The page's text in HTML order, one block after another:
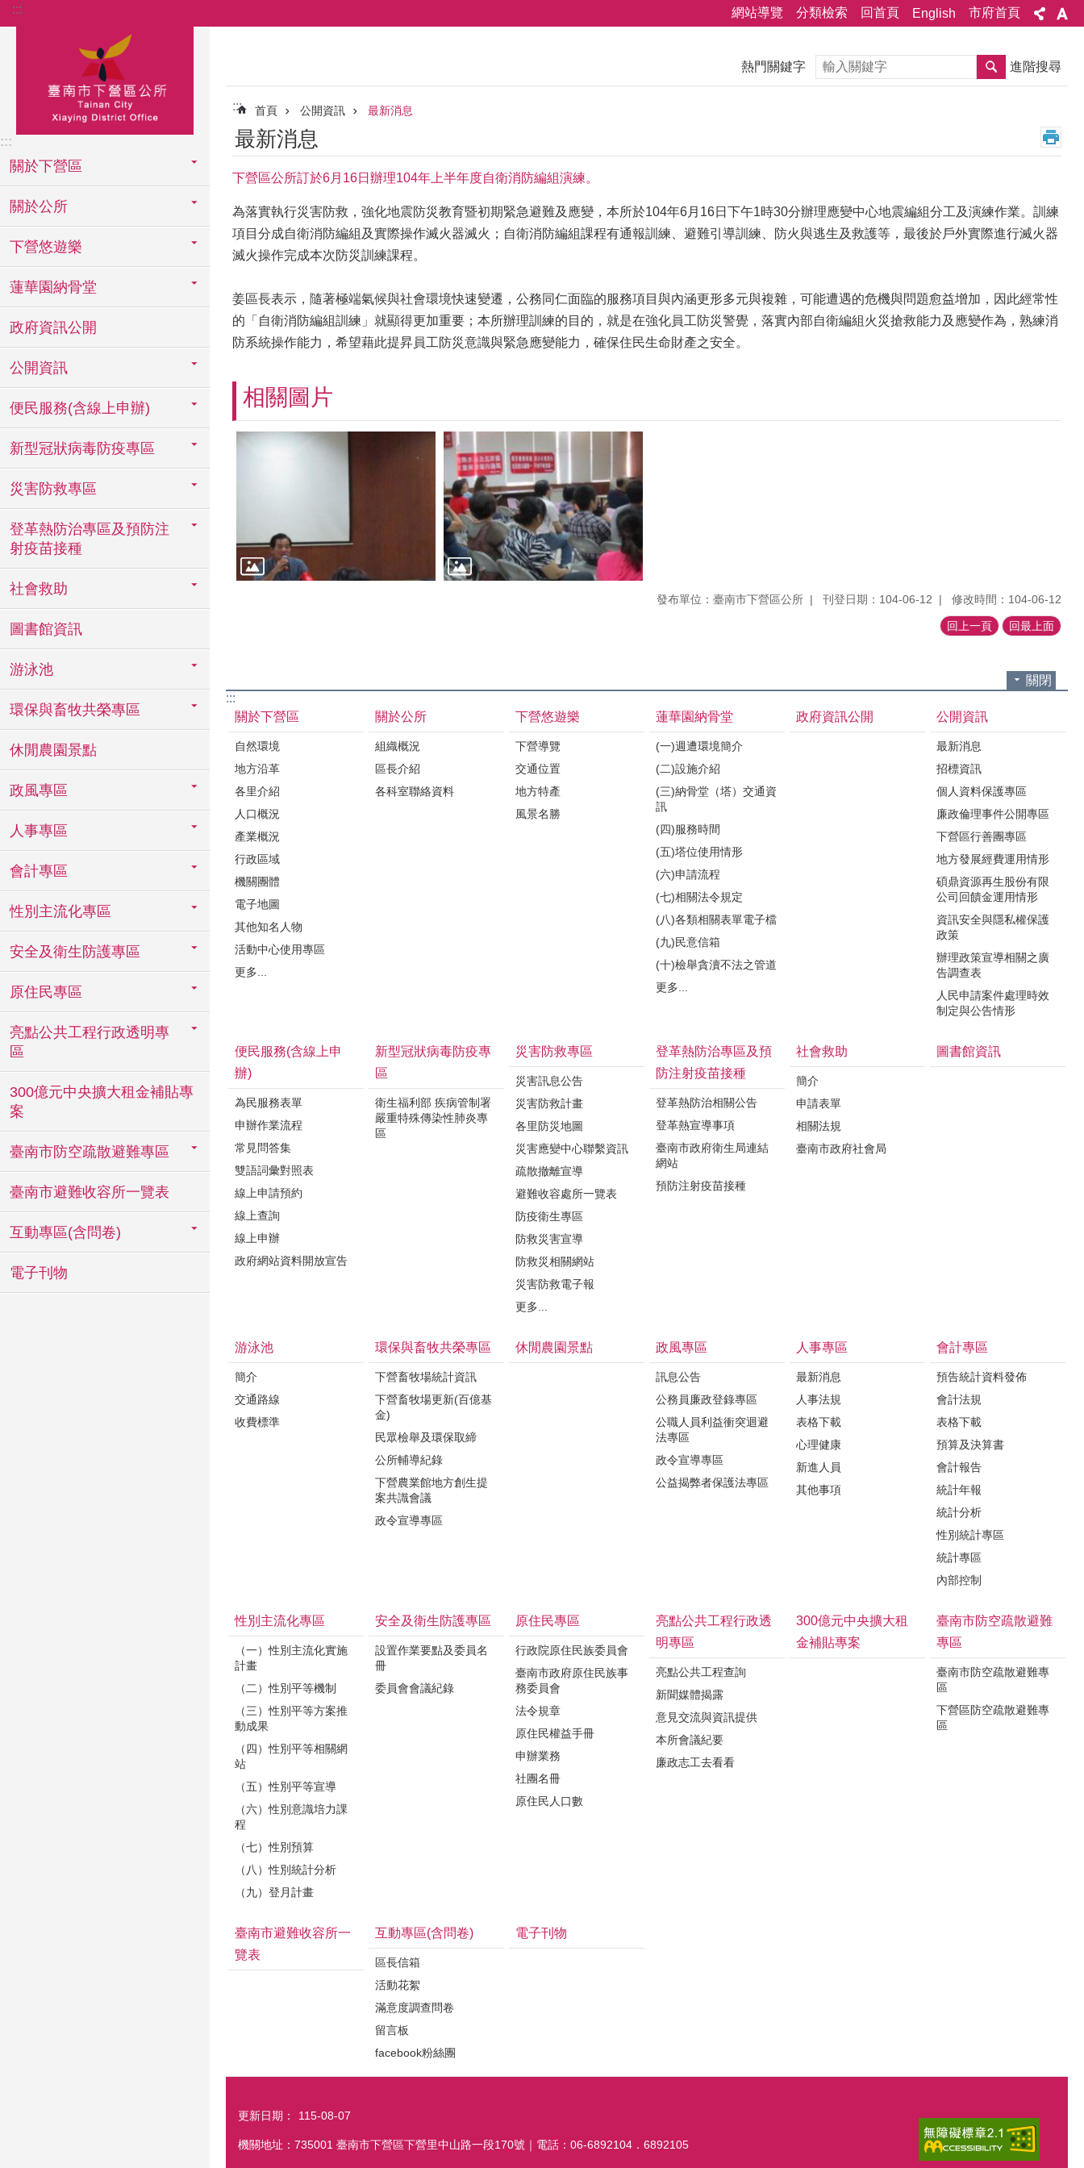
跳到主要內容區塊
::: 網站導覽 分類檢索 回首頁 English 市府首頁
:::
關於下營區
關於公所
下營悠遊樂
蓮華園納骨堂
政府資訊公開
公開資訊
便民服務(含線上申辦)
新型冠狀病毒防疫專區
災害防救專區
登革熱防治專區及預防注
射疫苗接種
社會救助
圖書館資訊
游泳池
環保與畜牧共榮專區
休閒農園景點
政風專區
人事專區
會計專區
性別主流化專區
安全及衛生防護專區
原住民專區
亮點公共工程行政透明專
區
300億元中央擴大租金補貼專
案
臺南市防空疏散避難專區
臺南市避難收容所一覽表
互動專區(含問卷)
電子刊物
熱門關鍵字 搜尋 進階搜尋
::: 首頁 公開資訊 最新消息
最新消息
下營區公所訂於6月16日辦理104年上半年度自衛消防編組演練。
為落實執行災害防救，強化地震防災教育暨初期緊急避難及應變，本所於104年6月16日下午1時30分辦理應變中心地震編組分工及演練作業。訓練
項目分成自衛消防編組及實際操作滅火器滅火；自衛消防編組課程有通報訓練、避難引導訓練、防火與逃生及救護等，最後於戶外實際進行滅火器
滅火操作完成本次防災訓練課程。
姜區長表示，隨著極端氣候與社會環境快速變遷，公務同仁面臨的服務項目與內涵更形多元與複雜，可能遭遇的危機與問題愈益增加，因此經常性
的「自衛消防編組訓練」就顯得更加重要；本所辦理訓練的目的，就是在強化員工防災警覺，落實內部自衛編組火災搶救能力及應變作為，熟練消
防系統操作能力，希望藉此提昇員工防災意識與緊急應變能力，確保住民生命財產之安全。
相關圖片
發布單位：臺南市下營區公所 刊登日期：104-06-12 修改時間：104-06-12
回上一頁 回最上面
關閉
:::
關於下營區
自然環境
地方沿革
各里介紹
人口概況
產業概況
行政區域
機關團體
電子地圖
其他知名人物
活動中心使用專區
更多...
關於公所
組織概況
區長介紹
各科室聯絡資料
下營悠遊樂
下營導覽
交通位置
地方特產
風景名勝
蓮華園納骨堂
(一)週遭環境簡介
(二)設施介紹
(三)納骨堂（塔）交通資
訊
(四)服務時間
(五)塔位使用情形
(六)申請流程
(七)相關法令規定
(八)各類相關表單電子檔
(九)民意信箱
(十)檢舉貪瀆不法之管道
更多...
政府資訊公開 公開資訊
最新消息
招標資訊
個人資料保護專區
廉政倫理事件公開專區
下營區行善團專區
地方發展經費運用情形
碩鼎資源再生股份有限
公司回饋金運用情形
資訊安全與隱私權保護
政策
辦理政策宣導相關之廣
告調查表
人民申請案件處理時效
制定與公告情形
便民服務(含線上申
辦)
為民服務表單
申辦作業流程
常見問答集
雙語詞彙對照表
線上申請預約
線上查詢
線上申辦
政府網站資料開放宣告
新型冠狀病毒防疫專
區
衛生福利部 疾病管制署
嚴重特殊傳染性肺炎專
區
災害防救專區
災害訊息公告
災害防救計畫
各里防災地圖
災害應變中心聯繫資訊
疏散撤離宣導
避難收容處所一覽表
防疫衛生專區
防救災害宣導
防救災相關網站
災害防救電子報
更多...
登革熱防治專區及預
防注射疫苗接種
登革熱防治相關公告
登革熱宣導事項
臺南市政府衛生局連結
網站
預防注射疫苗接種
社會救助
簡介
申請表單
相關法規
臺南市政府社會局
圖書館資訊
游泳池
簡介
交通路線
收費標準
環保與畜牧共榮專區
下營畜牧場統計資訊
下營畜牧場更新(百億基
金)
民眾檢舉及環保取締
公所輔導紀錄
下營農業館地方創生提
案共識會議
政令宣導專區
休閒農園景點 政風專區
訊息公告
公務員廉政登錄專區
公職人員利益衝突迴避
法專區
政令宣導專區
公益揭弊者保護法專區
人事專區
最新消息
人事法規
表格下載
心理健康
新進人員
其他事項
會計專區
預告統計資料發佈
會計法規
表格下載
預算及決算書
會計報告
統計年報
統計分析
性別統計專區
統計專區
內部控制
性別主流化專區
（一）性別主流化實施
計畫
（二）性別平等機制
（三）性別平等方案推
動成果
（四）性別平等相關網
站
（五）性別平等宣導
（六）性別意識培力課
程
（七）性別預算
（八）性別統計分析
（九）登月計畫
安全及衛生防護專區
設置作業要點及委員名
冊
委員會會議紀錄
原住民專區
行政院原住民族委員會
臺南市政府原住民族事
務委員會
法令規章
原住民權益手冊
申辦業務
社團名冊
原住民人口數
亮點公共工程行政透
明專區
亮點公共工程查詢
新聞媒體揭露
意見交流與資訊提供
本所會議紀要
廉政志工去看看
300億元中央擴大租
金補貼專案
臺南市防空疏散避難
專區
臺南市防空疏散避難專
區
下營區防空疏散避難專
區
臺南市避難收容所一
覽表
互動專區(含問卷)
區長信箱
活動花絮
滿意度調查問卷
留言板
facebook粉絲團
電子刊物
更新日期： 115-08-07
機關地址：735001 臺南市下營區下營里中山路一段170號｜電話：06-6892104．6892105